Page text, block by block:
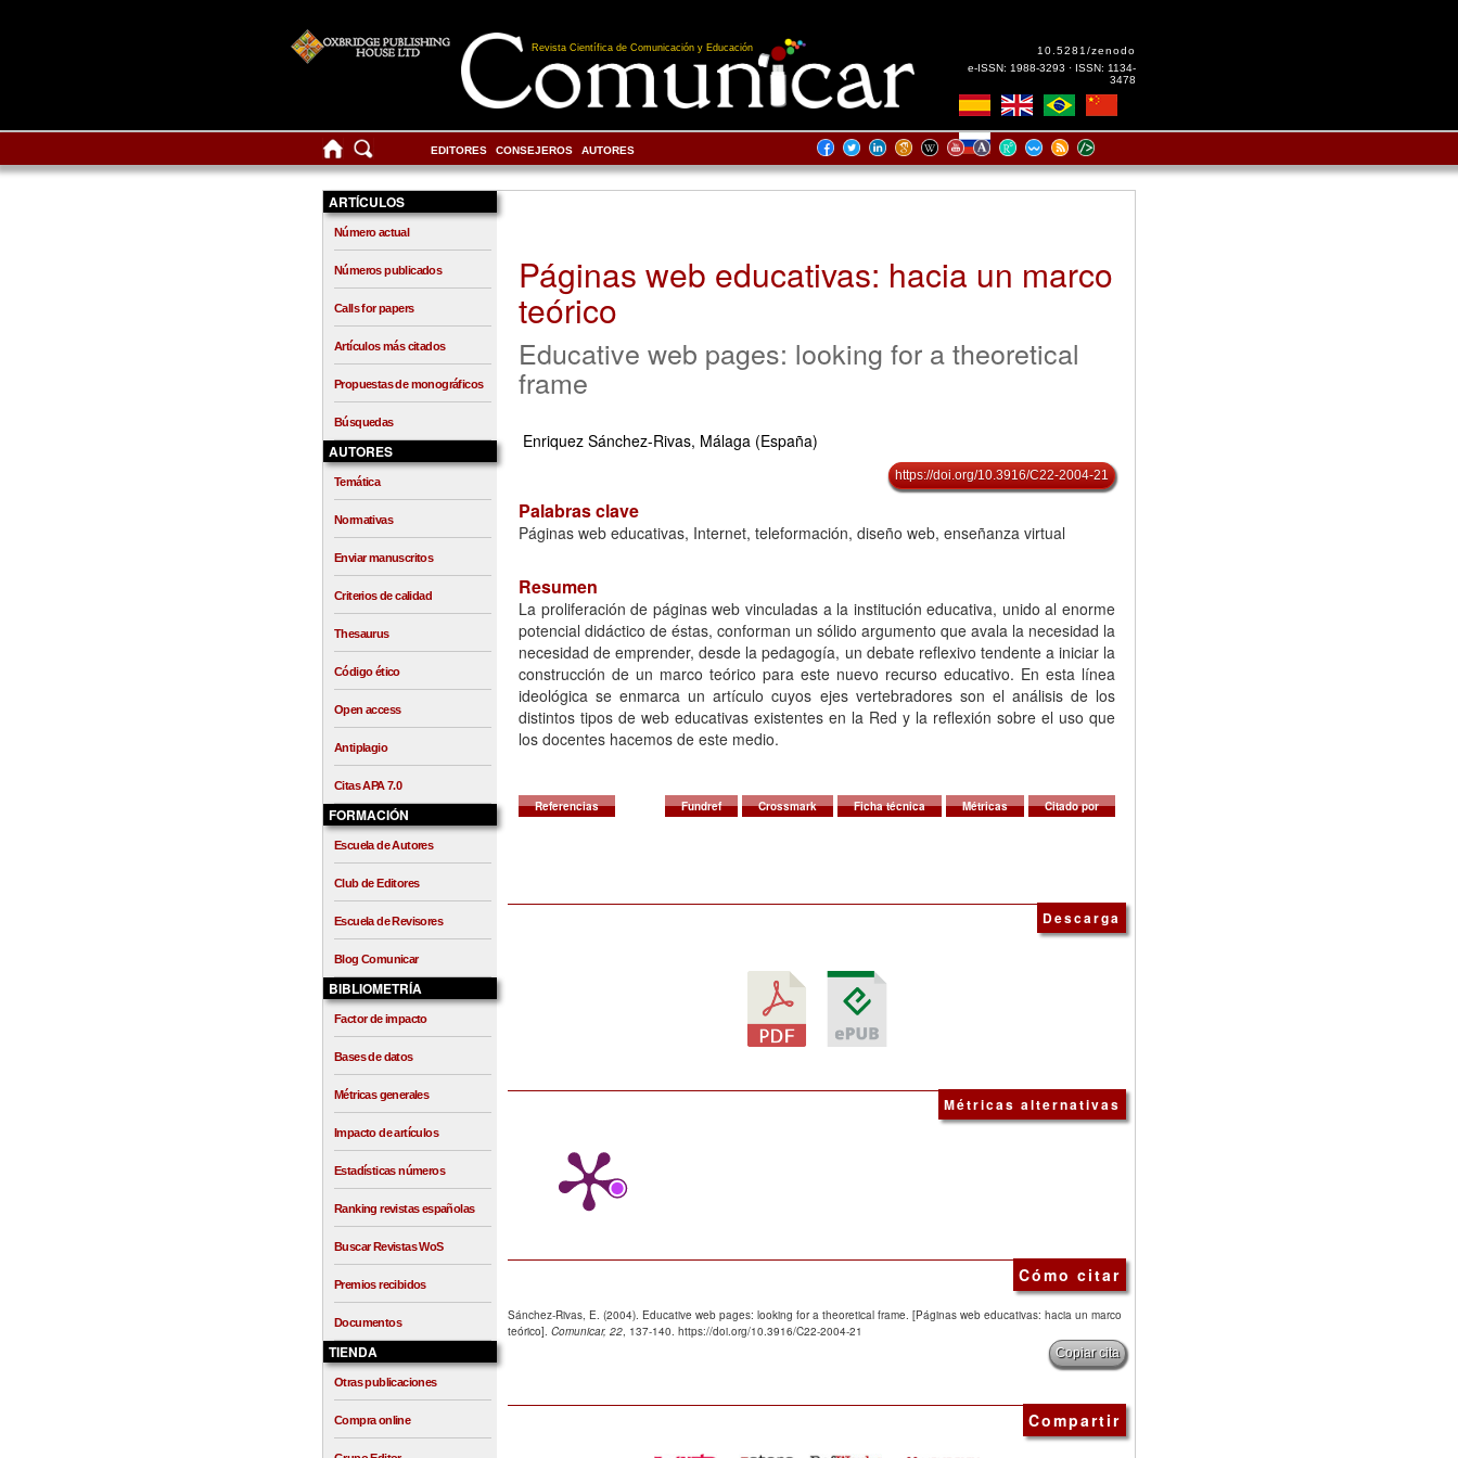
Revista Científica de Comunicación y Educación
10.5281/zenodo
e-ISSN: 1988-3293 · ISSN: 1134-
3478
EDITORES CONSEJEROS AUTORES
ARTÍCULOS
Número actual
Números publicados
Calls for papers
Artículos más citados
Propuestas de monográficos
Búsquedas
AUTORES
Temática
Normativas
Enviar manuscritos
Criterios de calidad
Thesaurus
Código ético
Open access
Antiplagio
Citas APA 7.0
FORMACIÓN
Escuela de Autores
Club de Editores
Escuela de Revisores
Blog Comunicar
BIBLIOMETRÍA
Factor de impacto
Bases de datos
Métricas generales
Impacto de artículos
Estadísticas números
Ranking revistas españolas
Buscar Revistas WoS
Premios recibidos
Documentos
TIENDA
Otras publicaciones
Compra online
Páginas web educativas: hacia un marco
teórico
Educative web pages: looking for a theoretical
frame
Enriquez Sánchez-Rivas, Málaga (España)
https://doi.org/10.3916/C22-2004-21
Palabras clave
Páginas web educativas, Internet, teleformación, diseño web, enseñanza virtual
Resumen
La proliferación de páginas web vinculadas a la institución educativa, unido al enorme
potencial didáctico de éstas, conforman un sólido argumento que avala la necesidad la
necesidad de emprender, desde la pedagogía, un debate reflexivo tendente a iniciar la
construcción de un marco teórico para este nuevo recurso educativo. En esta línea
ideológica se enmarca un artículo cuyos ejes vertebradores son el análisis de los
distintos tipos de web educativas existentes en la Red y la reflexión sobre el uso que
los docentes hacemos de este medio.
Referencias Fundref Crossmark Ficha técnica Métricas Citado por
Descarga
Métricas alternativas
Cómo citar
Sánchez-Rivas, E. (2004). Educative web pages: looking for a theoretical frame. [Páginas web educativas: hacia un marco
teórico]. Comunicar, 22, 137-140. https://doi.org/10.3916/C22-2004-21
Copiar cita
Compartir